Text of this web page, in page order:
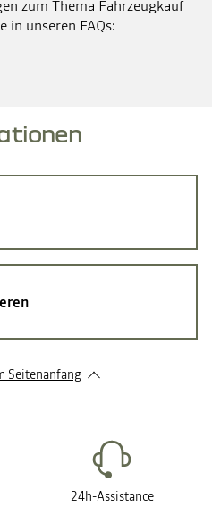
zum Thema Fahrzeugkauf
in unseren FAQs:
Seitenanfang
24h-Assistance